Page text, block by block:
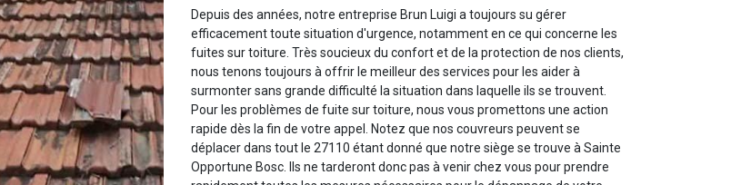
Depuis des années, notre entreprise Brun Luigi a toujours su gérer
efficacement toute situation d'urgence, notamment en ce qui concerne les
fuites sur toiture. Très soucieux du confort et de la protection de nos clients,
nous tenons toujours à offrir le meilleur des services pour les aider à
surmonter sans grande difficulté la situation dans laquelle ils se trouvent.
Pour les problèmes de fuite sur toiture, nous vous promettons une action
rapide dès la fin de votre appel. Notez que nos couvreurs peuvent se
déplacer dans tout le 27110 étant donné que notre siège se trouve à Sainte
Opportune Bosc. Ils ne tarderont donc pas à venir chez vous pour prendre